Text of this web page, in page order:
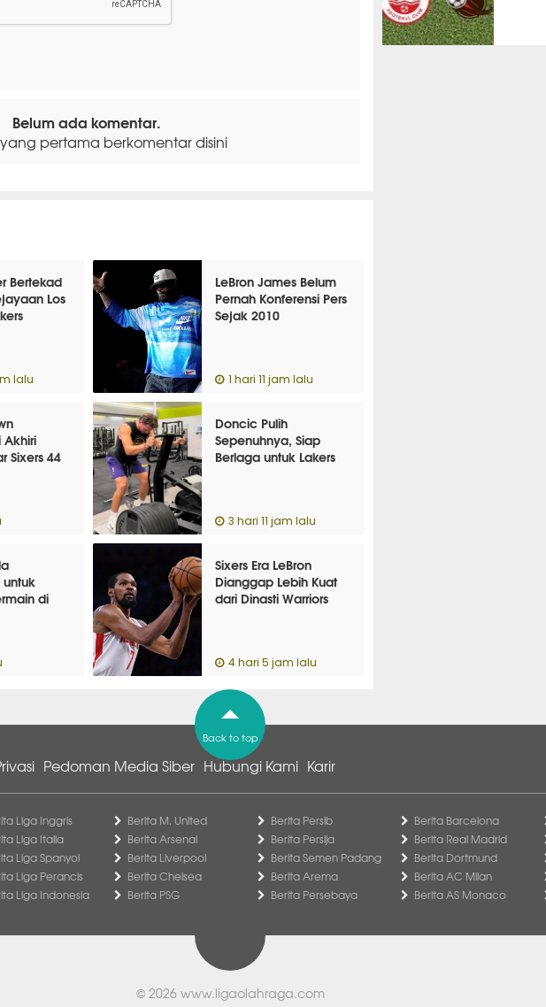
Belum ada komentar.
pertama berkomentar disini
Bertekad
Los
lalu
LeBron James Belum
Pernah Konferensi Pers
Sejak 2010
1 hari 11 jam lalu
Akhiri
Sixers 44
Doncic Pulih
Sepenuhnya, Siap
Berlaga untuk Lakers
3 hari 11 jam lalu
di
Sixers Era LeBron
Dianggap Lebih Kuat
dari Dinasti Warriors
4 hari 5 jam lalu
Back to top
Pedoman Media Siber Hubungi Kami Karir
Liga Inggris
Liga Italia
Liga Spanyol
Liga Perancis
Liga Indonesia
Berita M. United
Berita Arsenal
Berita Liverpool
Berita Chelsea
Berita PSG
Berita Persib
Berita Persija
Berita Semen Padang
Berita Arema
Berita Persebaya
Berita Barcelona
Berita Real Madrid
Berita Dortmund
Berita AC Milan
Berita AS Monaco
© 2026 www.ligaolahraga.com